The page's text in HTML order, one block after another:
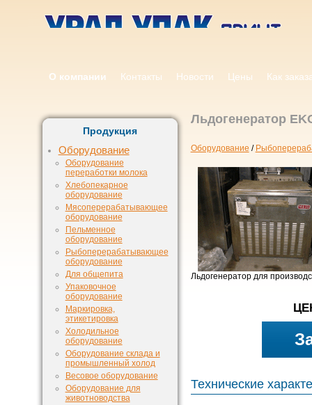
О компании Контакты Новости Цены Как
Продукция
Оборудование
Оборудование
переработки молока
Хлебопекарное
оборудование
Мясоперерабатывающее
оборудование
Пельменное
оборудование
Рыбоперерабатывающее
оборудование
Для общепита
Упаковочное
оборудование
Маркировка,
этикетировка
Холодильное
оборудование
Оборудование склада и
промышленный холод
Весовое оборудование
Оборудование для
животноводства
Льдогенератор
Оборудование /
Льдогенератор для
Технические